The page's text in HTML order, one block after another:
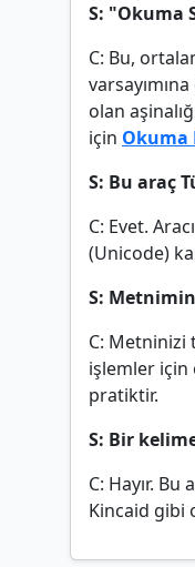
S: "Okuma
C: Bu,
olan
için Okuma
S: Bu araç
C: Evet.
(Unicode)
S:
C: Metninizi
işlemler için
pratiktir.
S: Bir
C: Hayır.
Kincaid gibi